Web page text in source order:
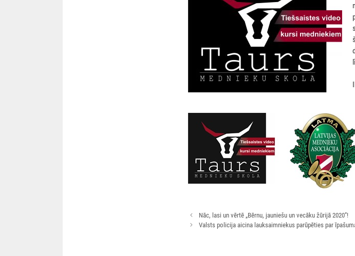
Rakstu
navigācija
Nāc, lasi un vērtē „Bērnu, jauniešu un vecāku žūrijā 2020”!
Valsts policija aicina lauksaimniekus parūpēties par